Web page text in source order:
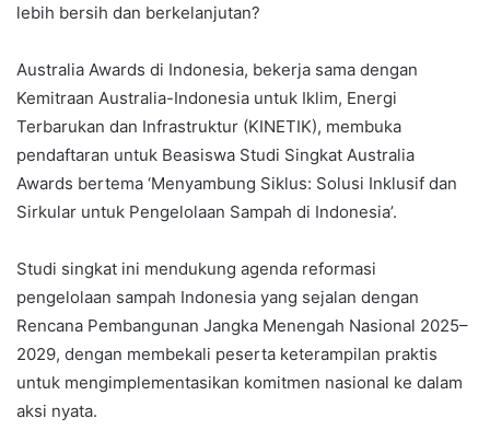
lebih bersih dan berkelanjutan?
Australia Awards di Indonesia, bekerja sama dengan
Kemitraan Australia-Indonesia untuk Iklim, Energi
Terbarukan dan Infrastruktur (KINETIK), membuka
pendaftaran untuk Beasiswa Studi Singkat Australia
Awards bertema ‘Menyambung Siklus: Solusi Inklusif dan
Sirkular untuk Pengelolaan Sampah di Indonesia’.
Studi singkat ini mendukung agenda reformasi
pengelolaan sampah Indonesia yang sejalan dengan
Rencana Pembangunan Jangka Menengah Nasional 2025–
2029, dengan membekali peserta keterampilan praktis
untuk mengimplementasikan komitmen nasional ke dalam
aksi nyata.